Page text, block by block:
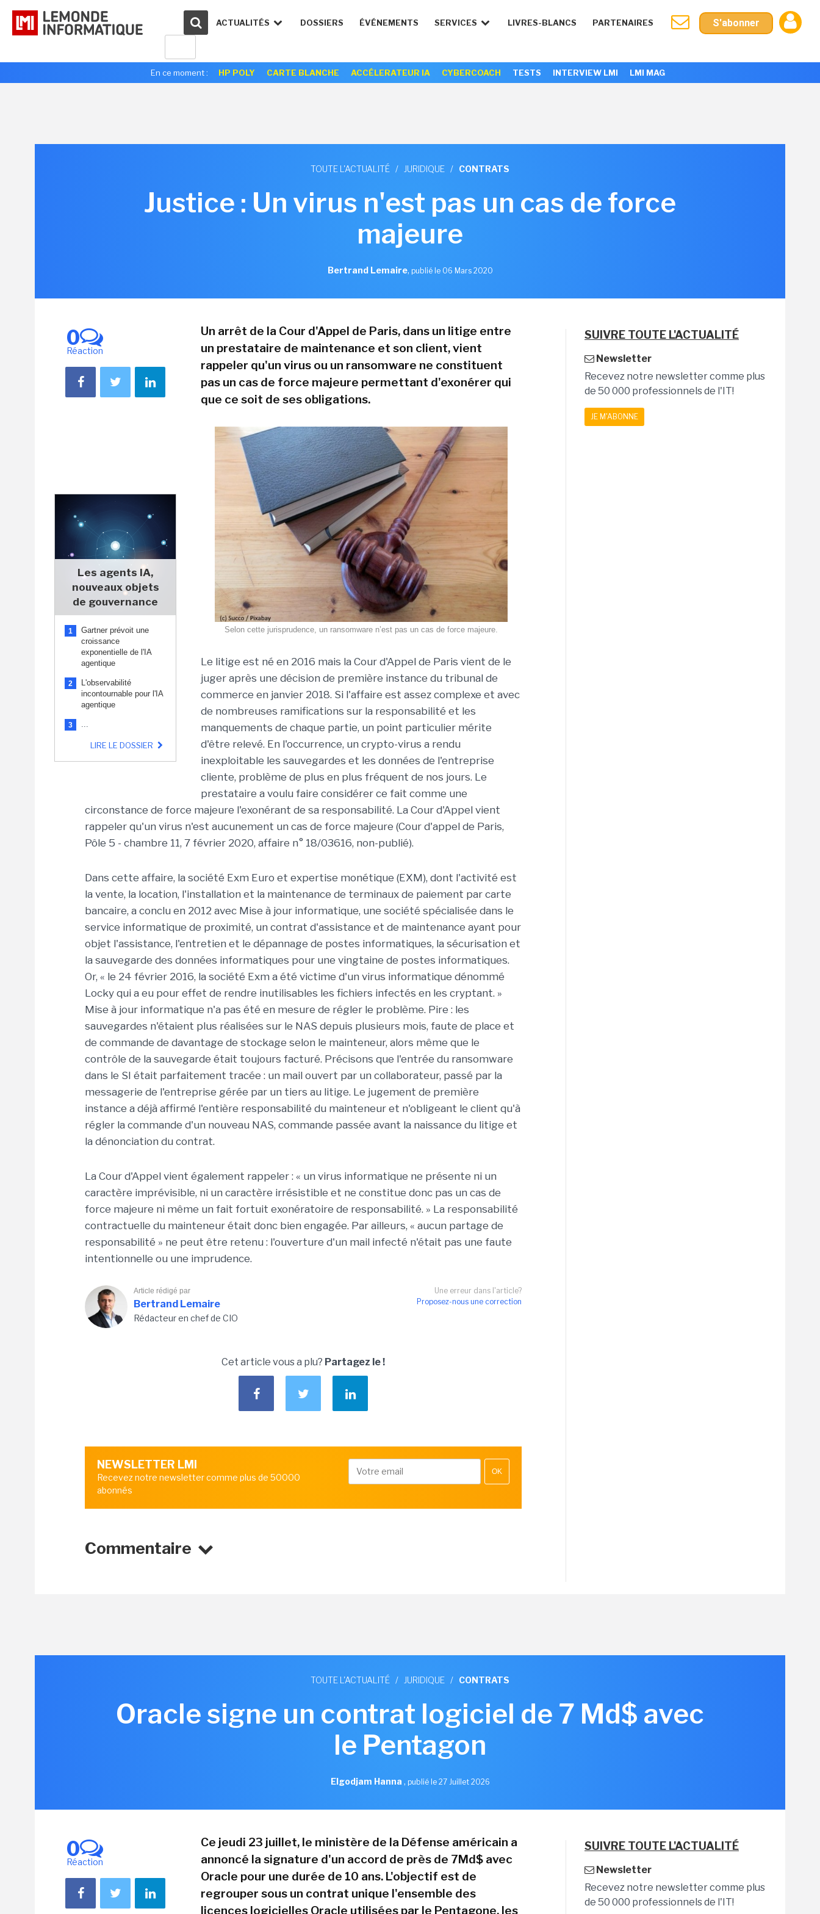
ACTUALITÉS DOSSIERS ÉVÉNEMENTS SERVICES LIVRES-BLANCS PARTENAIRES S'abonner
En ce moment : HP POLY CARTE BLANCHE ACCÉLERATEUR IA CYBERCOACH TESTS INTERVIEW LMI LMI MAG
TOUTE L'ACTUALITÉ / JURIDIQUE / CONTRATS
Justice : Un virus n'est pas un cas de force
majeure
Bertrand Lemaire, publié le 06 Mars 2020
0
Réaction
Les agents IA,
nouveaux objets
de gouvernance
1
Gartner prévoit une
croissance
exponentielle de l'IA
agentique
2
L'observabilité
incontournable pour l'IA
agentique
3 ...
LIRE LE DOSSIER
Un arrêt de la Cour d'Appel de Paris, dans un litige entre
un prestataire de maintenance et son client, vient
rappeler qu'un virus ou un ransomware ne constituent
pas un cas de force majeure permettant d'exonérer qui
que ce soit de ses obligations.
Selon cette jurisprudence, un ransomware n’est pas un cas de force majeure.
Le litige est né en 2016 mais la Cour d'Appel de Paris vient de le
juger après une décision de première instance du tribunal de
commerce en janvier 2018. Si l'affaire est assez complexe et avec
de nombreuses ramifications sur la responsabilité et les
manquements de chaque partie, un point particulier mérite
d'être relevé. En l'occurrence, un crypto-virus a rendu
inexploitable les sauvegardes et les données de l'entreprise
cliente, problème de plus en plus fréquent de nos jours. Le
prestataire a voulu faire considérer ce fait comme une
circonstance de force majeure l'exonérant de sa responsabilité. La Cour d'Appel vient
rappeler qu'un virus n'est aucunement un cas de force majeure (Cour d'appel de Paris,
Pôle 5 - chambre 11, 7 février 2020, affaire n° 18/03616, non-publié).
Dans cette affaire, la société Exm Euro et expertise monétique (EXM), dont l'activité est
la vente, la location, l'installation et la maintenance de terminaux de paiement par carte
bancaire, a conclu en 2012 avec Mise à jour informatique, une société spécialisée dans le
service informatique de proximité, un contrat d'assistance et de maintenance ayant pour
objet l'assistance, l'entretien et le dépannage de postes informatiques, la sécurisation et
la sauvegarde des données informatiques pour une vingtaine de postes informatiques.
Or, « le 24 février 2016, la société Exm a été victime d'un virus informatique dénommé
Locky qui a eu pour effet de rendre inutilisables les fichiers infectés en les cryptant. »
Mise à jour informatique n'a pas été en mesure de régler le problème. Pire : les
sauvegardes n'étaient plus réalisées sur le NAS depuis plusieurs mois, faute de place et
de commande de davantage de stockage selon le mainteneur, alors même que le
contrôle de la sauvegarde était toujours facturé. Précisons que l'entrée du ransomware
dans le SI était parfaitement tracée : un mail ouvert par un collaborateur, passé par la
messagerie de l'entreprise gérée par un tiers au litige. Le jugement de première
instance a déjà affirmé l'entière responsabilité du mainteneur et n'obligeant le client qu'à
régler la commande d'un nouveau NAS, commande passée avant la naissance du litige et
la dénonciation du contrat.
La Cour d'Appel vient également rappeler : « un virus informatique ne présente ni un
caractère imprévisible, ni un caractère irrésistible et ne constitue donc pas un cas de
force majeure ni même un fait fortuit exonératoire de responsabilité. » La responsabilité
contractuelle du mainteneur était donc bien engagée. Par ailleurs, « aucun partage de
responsabilité » ne peut être retenu : l'ouverture d'un mail infecté n'était pas une faute
intentionnelle ou une imprudence.
Une erreur dans l'article?
Proposez-nous une correction
Article rédigé par
Bertrand Lemaire
Rédacteur en chef de CIO
Cet article vous a plu? Partagez le !
NEWSLETTER LMI
Recevez notre newsletter comme plus de 50000
abonnés
OK
Commentaire
SUIVRE TOUTE L'ACTUALITÉ
Newsletter
Recevez notre newsletter comme plus
de 50 000 professionnels de l'IT!
JE M'ABONNE
TOUTE L'ACTUALITÉ / JURIDIQUE / CONTRATS
Oracle signe un contrat logiciel de 7 Md$ avec
le Pentagon
Elgodjam Hanna , publié le 27 Juillet 2026
0
Réaction
Ce jeudi 23 juillet, le ministère de la Défense américain a
annoncé la signature d'un accord de près de 7Md$ avec
Oracle pour une durée de 10 ans. L'objectif est de
regrouper sous un contrat unique l'ensemble des
licences logicielles Oracle utilisées par le Pentagone, les
SUIVRE TOUTE L'ACTUALITÉ
Newsletter
Recevez notre newsletter comme plus
de 50 000 professionnels de l'IT!